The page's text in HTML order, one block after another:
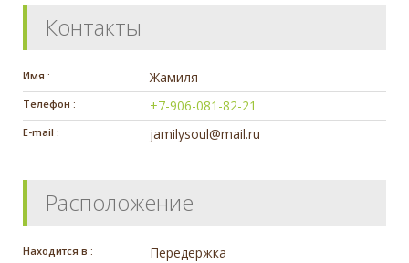
Контакты
Имя : Жамиля
Телефон : +7-906-081-82-21
E-mail : jamilysoul@mail.ru
Расположение
Находится в : Передержка